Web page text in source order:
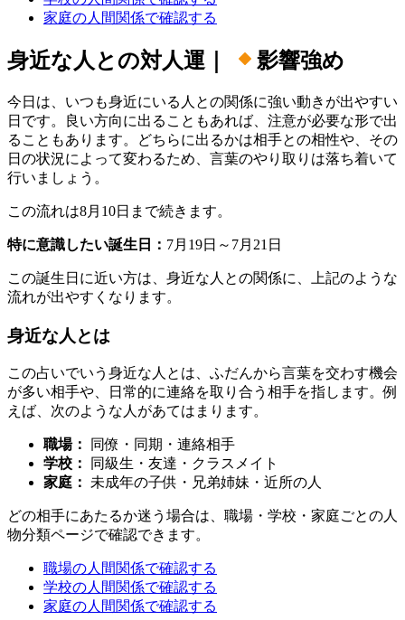
家庭の人間関係で確認する
身近な人との対人運｜ 影響強め
今日は、いつも身近にいる人との関係に強い動きが出やすい
日です。良い方向に出ることもあれば、注意が必要な形で出
ることもあります。どちらに出るかは相手との相性や、その
日の状況によって変わるため、言葉のやり取りは落ち着いて
行いましょう。
この流れは8月10日まで続きます。
特に意識したい誕生日： 7月19日～7月21日
この誕生日に近い方は、身近な人との関係に、上記のような
流れが出やすくなります。
身近な人とは
この占いでいう身近な人とは、ふだんから言葉を交わす機会
が多い相手や、日常的に連絡を取り合う相手を指します。例
えば、次のような人があてはまります。
職場：
同僚・同期・連絡相手
学校：
同級生・友達・クラスメイト
家庭：
未成年の子供・兄弟姉妹・近所の人
どの相手にあたるか迷う場合は、職場・学校・家庭ごとの人
物分類ページで確認できます。
職場の人間関係で確認する
学校の人間関係で確認する
家庭の人間関係で確認する